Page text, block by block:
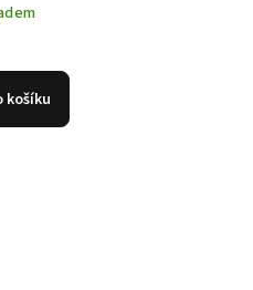
košíku